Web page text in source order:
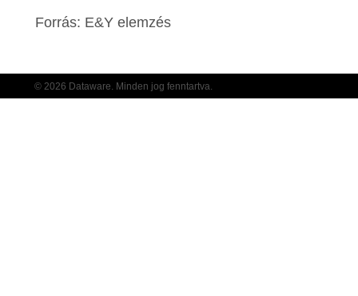
Forrás: E&Y elemzés
© 2026 Dataware. Minden jog fenntartva.